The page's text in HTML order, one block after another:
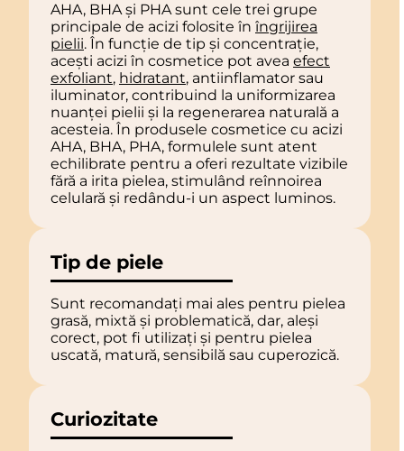
AHA, BHA și PHA sunt cele trei grupe
principale de acizi folosite în îngrijirea
pielii. În funcție de tip și concentrație,
acești acizi în cosmetice pot avea efect
exfoliant, hidratant, antiinflamator sau
iluminator, contribuind la uniformizarea
nuanței pielii și la regenerarea naturală a
acesteia. În produsele cosmetice cu acizi
AHA, BHA, PHA, formulele sunt atent
echilibrate pentru a oferi rezultate vizibile
fără a irita pielea, stimulând reînnoirea
celulară și redându-i un aspect luminos.
Tip de piele
Sunt recomandați mai ales pentru pielea
grasă, mixtă și problematică, dar, aleși
corect, pot fi utilizați și pentru pielea
uscată, matură, sensibilă sau cuperozică.
Curiozitate